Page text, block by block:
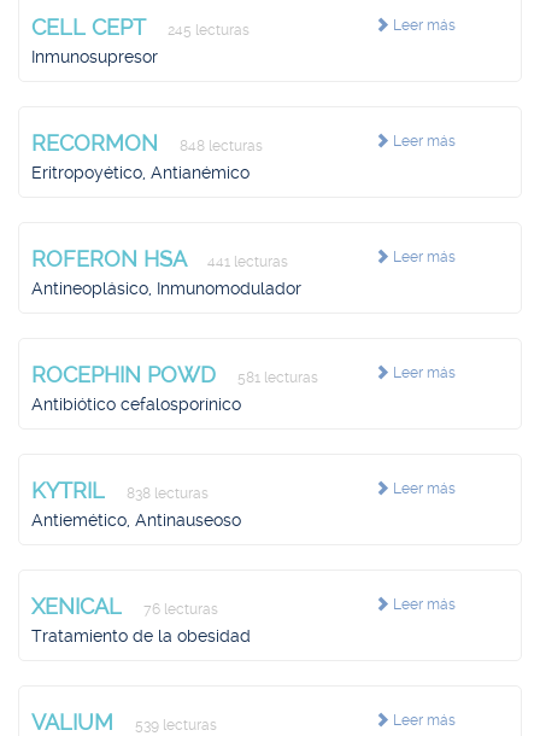
Leer más
CELL CEPT 245 lecturas
Inmunosupresor
Leer más
RECORMON 848 lecturas
Eritropoyético, Antianémico
Leer más
ROFERON HSA 441 lecturas
Antineoplásico, Inmunomodulador
Leer más
ROCEPHIN POWD 581 lecturas
Antibiótico cefalosporínico
Leer más
KYTRIL 838 lecturas
Antiemético, Antinauseoso
Leer más
XENICAL 76 lecturas
Tratamiento de la obesidad
Leer más
VALIUM 539 lecturas